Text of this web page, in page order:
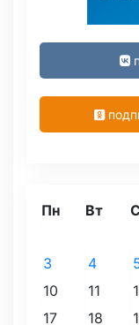
Пн Вт
3
4
10
11
17
18